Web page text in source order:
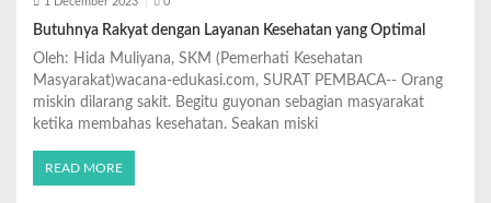
1 December 2023 0
Butuhnya Rakyat dengan Layanan Kesehatan yang Optimal
Oleh: Hida Muliyana, SKM (Pemerhati Kesehatan
Masyarakat)wacana-edukasi.com, SURAT PEMBACA-- Orang
miskin dilarang sakit. Begitu guyonan sebagian masyarakat
ketika membahas kesehatan. Seakan miski
READ MORE